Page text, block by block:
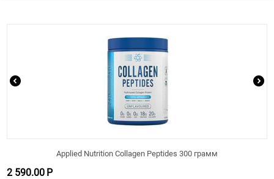
Applied Nutrition Collagen Peptides 300 грамм
2 590.00 Р